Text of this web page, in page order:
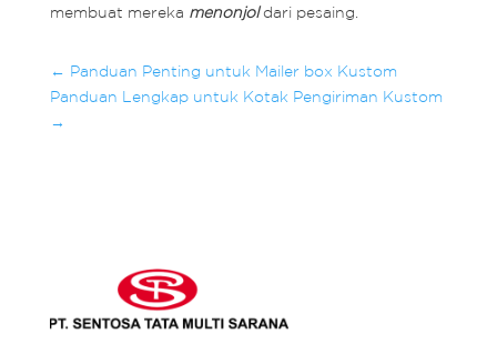
membuat mereka menonjol dari pesaing.
← Panduan Penting untuk Mailer box Kustom
Panduan Lengkap untuk Kotak Pengiriman Kustom
→